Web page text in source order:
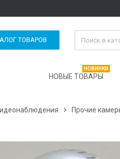
ТОВАРОВ
НОВЫЕ ТОВАРЫ
НОВИНКИ
 Прочие